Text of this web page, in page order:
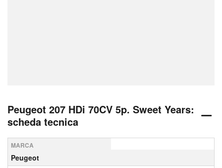
Peugeot 207 HDi 70CV 5p. Sweet Years:
scheda tecnica
MARCA
Peugeot